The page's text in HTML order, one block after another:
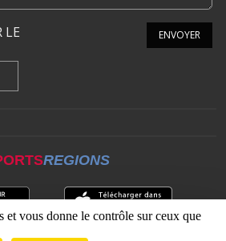
LE
ENVOYER
REGIONS
et vous donne le contrôle sur ceux que